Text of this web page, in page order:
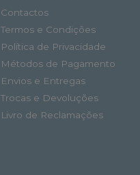
Contactos
Termos e Condições
Política de Privacidade
Métodos de Pagamento
Envios e Entregas
Trocas e Devoluções
Livro de Reclamações